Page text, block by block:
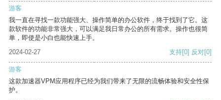
游客
我一直在寻找一款功能强大、操作简单的办公软件，终于找到了它。这
款软件的功能非常强大，可以满足我日常办公的所有需求。操作也很简
单，即使是小白也能快速上手。
2024-02-27
支持[0] 反对[0]
游客
这款加速器VPM应用程序已经为我们带来了无限的流畅体验和安全性保
护。